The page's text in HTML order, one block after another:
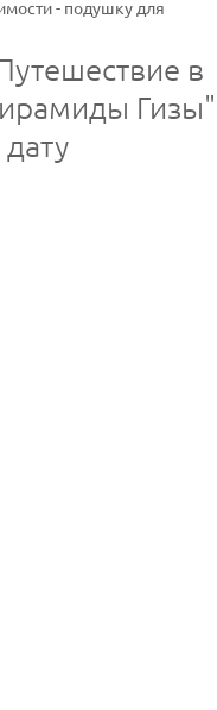
- подушку для
в
Гизы"